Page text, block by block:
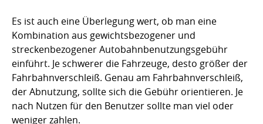
Es ist auch eine Überlegung wert, ob man eine
Kombination aus gewichtsbezogener und
streckenbezogener Autobahnbenutzungsgebühr
einführt. Je schwerer die Fahrzeuge, desto größer der
Fahrbahnverschleiß. Genau am Fahrbahnverschleiß,
der Abnutzung, sollte sich die Gebühr orientieren. Je
nach Nutzen für den Benutzer sollte man viel oder
weniger zahlen.